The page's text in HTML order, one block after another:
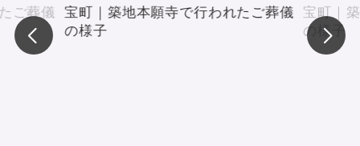
ご葬儀 宝町｜築地本願寺で行われたご葬儀
の様子
宝町｜
の様子